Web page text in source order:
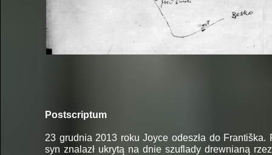
Postscriptum
23 grudnia 2013 roku Joyce odeszła do
syn znalazł ukrytą na dnie szuflady drewnianą